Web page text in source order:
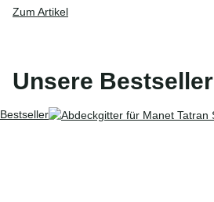
Zum Artikel
Unsere Bestseller
Bestseller